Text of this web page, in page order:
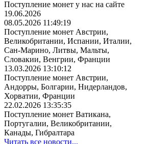
Поступление монет у нас на сайте
19.06.2026
08.05.2026 11:49:19
Поступление монет Австрии,
Великобритании, Испании, Италии,
Сан-Марино, Литвы, Мальты,
Словакии, Венгрии, Франции
13.03.2026 13:10:12
Поступление монет Австрии,
Андорры, Болгарии, Нидерландов,
Хорватии, Франции
22.02.2026 13:35:35
Поступление монет Ватикана,
Португалии, Великобритании,
Канады, Гибралтара
Читать все новости...